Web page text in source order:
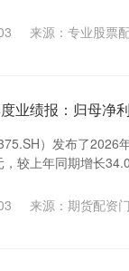
来源：专业股票
业绩报：归母净
）发布了2026
较上年同期增长
来源：期货配资